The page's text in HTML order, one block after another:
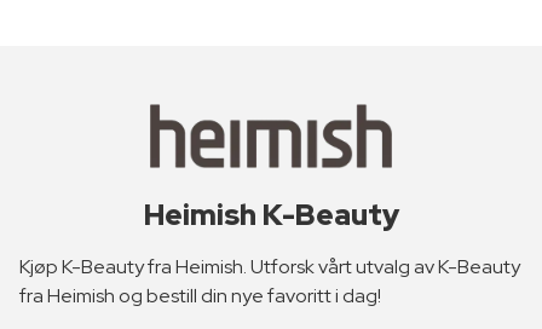
Heimish K-Beauty
Kjøp K-Beauty fra Heimish. Utforsk vårt utvalg av K-Beauty
fra Heimish og bestill din nye favoritt i dag!